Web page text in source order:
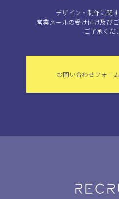
デザイン・制作に関
営業メールの受け付け及び
ご了承くだ
お問い合わせフォーム